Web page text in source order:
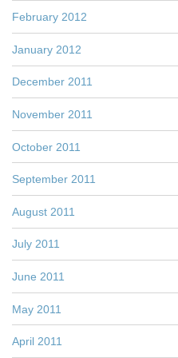
February 2012
January 2012
December 2011
November 2011
October 2011
September 2011
August 2011
July 2011
June 2011
May 2011
April 2011